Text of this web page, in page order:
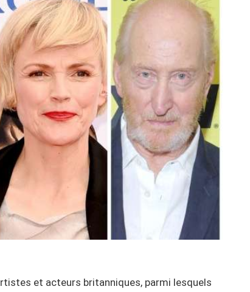
et acteurs britanniques, parmi lesquels